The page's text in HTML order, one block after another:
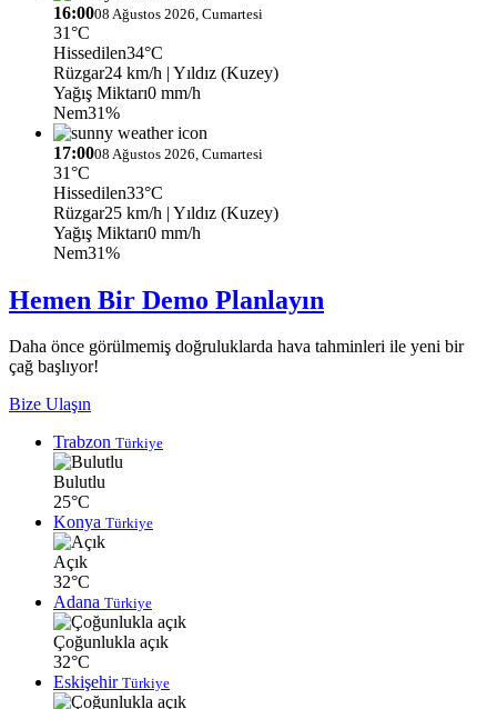
16:0008 Ağustos 2026, Cumartesi
31°C
Hissedilen34°C
Rüzgar24 km/h | Yıldız (Kuzey)
Yağış Miktarı0 mm/h
Nem31%
17:0008 Ağustos 2026, Cumartesi
31°C
Hissedilen33°C
Rüzgar25 km/h | Yıldız (Kuzey)
Yağış Miktarı0 mm/h
Nem31%
Hemen Bir Demo Planlayın
Daha önce görülmemiş doğruluklarda hava tahminleri ile yeni bir
çağ başlıyor!
Bize Ulaşın
Trabzon Türkiye
Bulutlu
25°C
Konya Türkiye
Açık
32°C
Adana Türkiye
Çoğunlukla açık
32°C
Eskişehir Türkiye